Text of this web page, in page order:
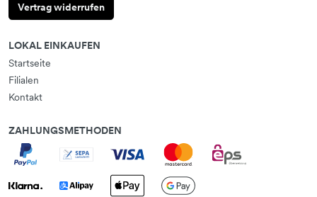
Vertrag widerrufen
LOKAL EINKAUFEN
Startseite
Filialen
Kontakt
ZAHLUNGSMETHODEN